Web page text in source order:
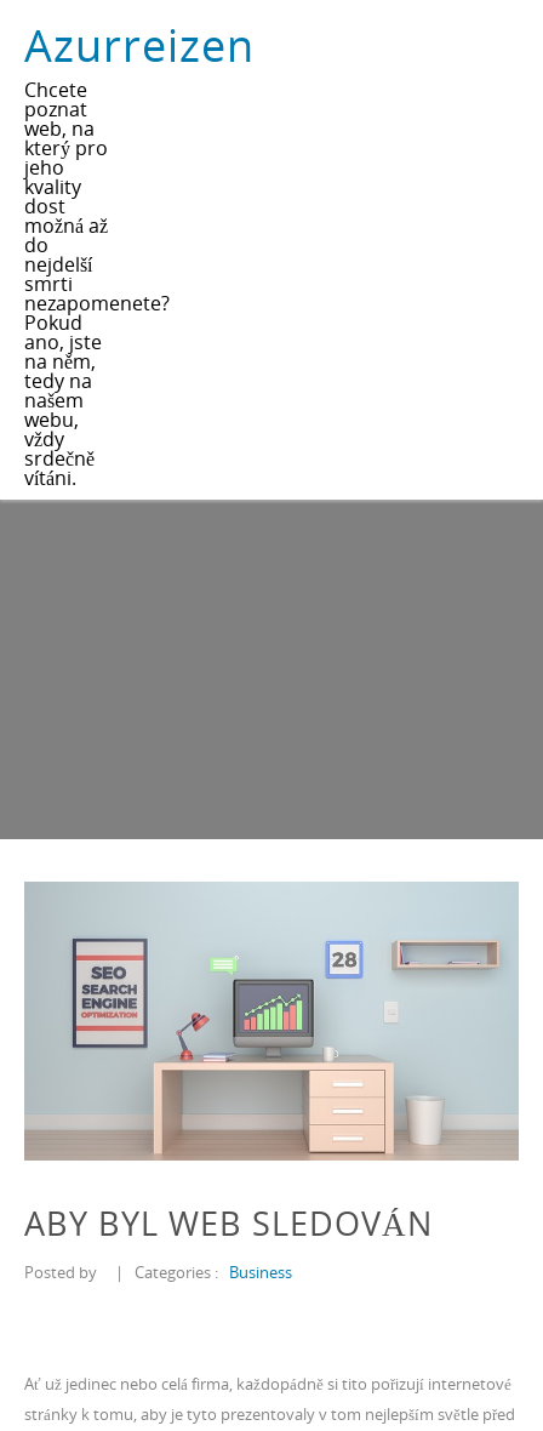
Azurreizen
Chcete
poznat
web, na
který pro
jeho
kvality
dost
možná až
do
nejdelší
smrti
nezapomenete?
Pokud
ano, jste
na něm,
tedy na
našem
webu,
vždy
srdečně
vítáni.
ABY BYL WEB SLEDOVÁN
Posted by | Categories : Business
Ať už jedinec nebo celá firma, každopádně si tito pořizují internetové
stránky k tomu, aby je tyto prezentovaly v tom nejlepším světle před